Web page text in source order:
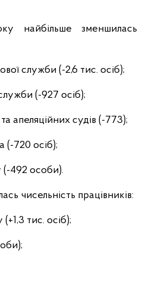
найбільше зменшилась
служби (-2,6 тис. осіб);
(-927 осіб);
апеляційних судів (-773);
(-720 осіб);
492 особи).
чисельність працівників:
тис. осіб);